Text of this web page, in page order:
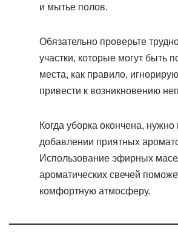
и мытье полов.
Обязательно проверьте
участки, которые могут быть
места, как правило,
привести к возникновению
Когда уборка окончена, нужно
добавлении приятных
Использование эфирных
ароматических свечей
комфортную атмосферу.